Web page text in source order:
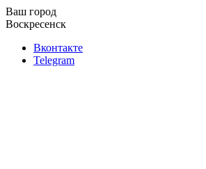
Ваш город
Воскресенск
Вконтакте
Telegram